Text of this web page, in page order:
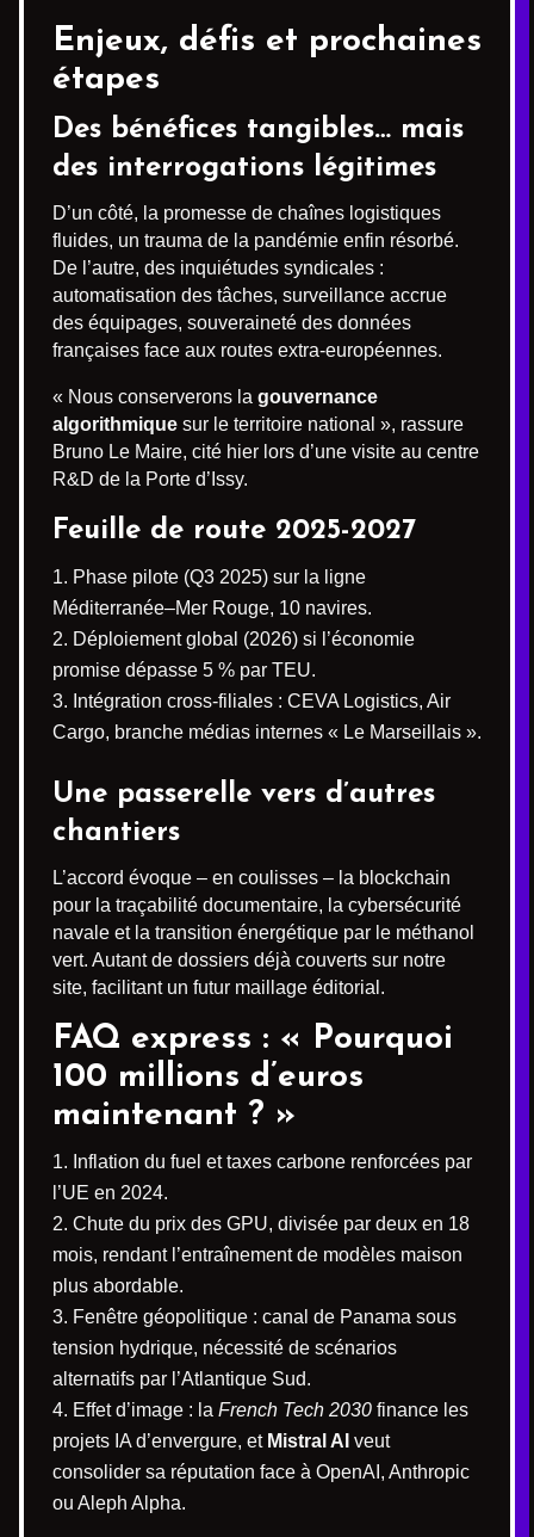
Enjeux, défis et prochaines
étapes
Des bénéfices tangibles… mais
des interrogations légitimes
D’un côté, la promesse de chaînes logistiques
fluides, un trauma de la pandémie enfin résorbé.
De l’autre, des inquiétudes syndicales :
automatisation des tâches, surveillance accrue
des équipages, souveraineté des données
françaises face aux routes extra-européennes.
« Nous conserverons la gouvernance
algorithmique sur le territoire national », rassure
Bruno Le Maire, cité hier lors d’une visite au centre
R&D de la Porte d’Issy.
Feuille de route 2025-2027
Phase pilote (Q3 2025) sur la ligne
Méditerranée–Mer Rouge, 10 navires.
Déploiement global (2026) si l’économie
promise dépasse 5 % par TEU.
Intégration cross-filiales : CEVA Logistics, Air
Cargo, branche médias internes « Le Marseillais ».
Une passerelle vers d’autres
chantiers
L’accord évoque – en coulisses – la blockchain
pour la traçabilité documentaire, la cybersécurité
navale et la transition énergétique par le méthanol
vert. Autant de dossiers déjà couverts sur notre
site, facilitant un futur maillage éditorial.
FAQ express : « Pourquoi
100 millions d’euros
maintenant ? »
Inflation du fuel et taxes carbone renforcées par
l’UE en 2024.
Chute du prix des GPU, divisée par deux en 18
mois, rendant l’entraînement de modèles maison
plus abordable.
Fenêtre géopolitique : canal de Panama sous
tension hydrique, nécessité de scénarios
alternatifs par l’Atlantique Sud.
Effet d’image : la French Tech 2030 finance les
projets IA d’envergure, et Mistral AI veut
consolider sa réputation face à OpenAI, Anthropic
ou Aleph Alpha.